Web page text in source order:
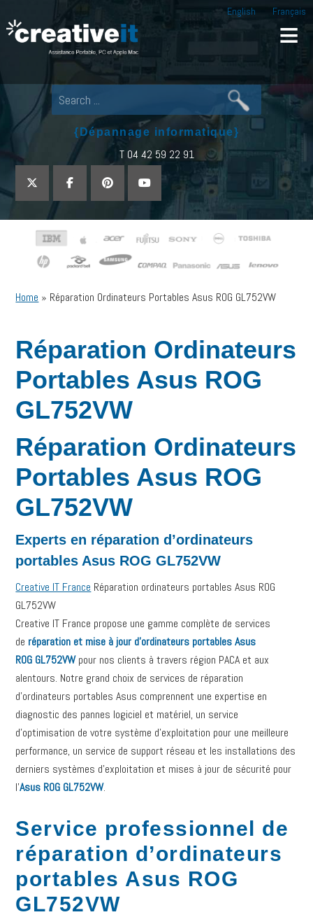
English Français
Creative IT
Pour tout dépannage informatique,
{Dépannage informatique}
T 04 42 59 22 91
Home » Réparation Ordinateurs Portables Asus ROG GL752VW
Réparation Ordinateurs
Portables Asus ROG
GL752VW
Réparation Ordinateurs
Portables Asus ROG
GL752VW
Experts en réparation d’ordinateurs
portables Asus ROG GL752VW
Creative IT France Réparation ordinateurs portables Asus ROG
GL752VW
Creative IT France propose une gamme complète de services
de réparation et mise à jour d’ordinateurs portables Asus
ROG GL752VWpour nos clients à travers région PACA et aux
alentours. Notre grand choix de services de réparation
d’ordinateurs portables Asus comprennent une expertise en
diagnostic des pannes logiciel et matériel, un service
d’optimisation de votre système d’exploitation pour une meilleure
performance, un service de support réseau et les installations des
derniers systèmes d’exploitation et mises à jour de sécurité pour
l’Asus ROG GL752VW.
Service professionnel de
réparation d’ordinateurs
portables Asus ROG
GL752VW